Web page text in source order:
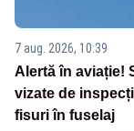
7 aug. 2026, 10:39
Alertă în aviație!
vizate de
fisuri în fuselaj